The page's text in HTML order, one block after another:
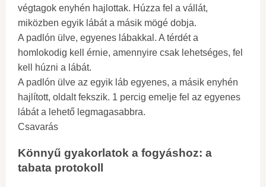
végtagok enyhén hajlottak. Húzza fel a vállát,
miközben egyik lábát a másik mögé dobja.
A padlón ülve, egyenes lábakkal. A térdét a
homlokodig kell érnie, amennyire csak lehetséges, fel
kell húzni a lábát.
A padlón ülve az egyik láb egyenes, a másik enyhén
hajlított, oldalt fekszik. 1 percig emelje fel az egyenes
lábát a lehető legmagasabbra.
Csavarás
Könnyű gyakorlatok a fogyáshoz: a
tabata protokoll